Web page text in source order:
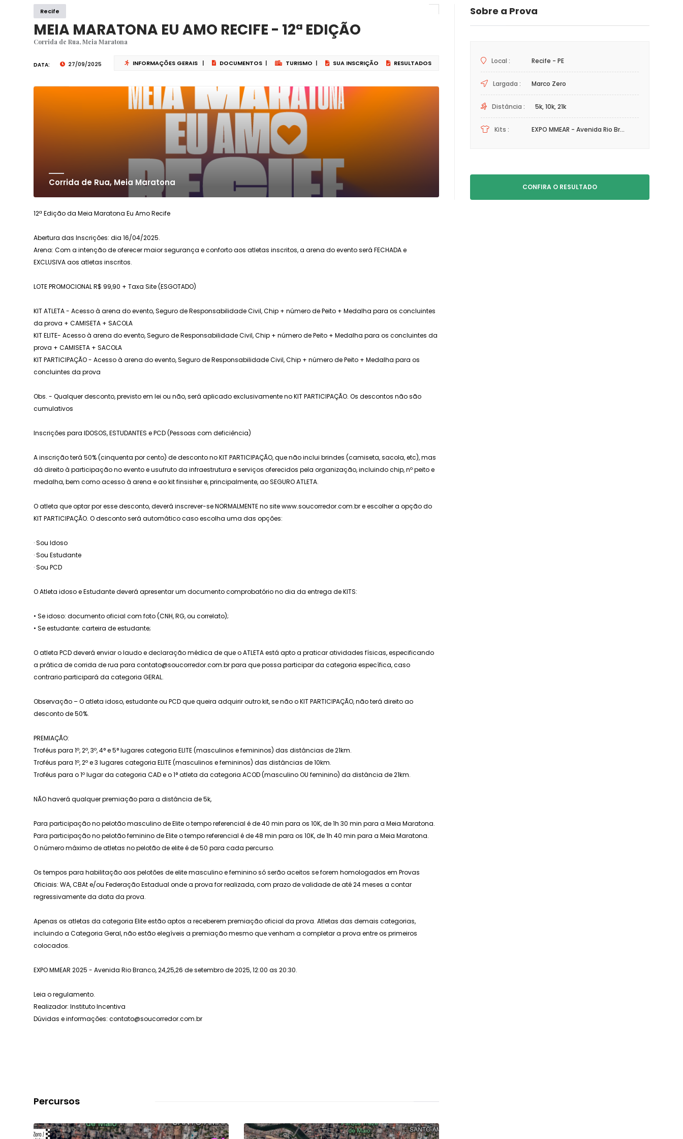
Recife
MEIA MARATONA EU AMO RECIFE - 12ª EDIÇÃO
Corrida de Rua, Meia Maratona
DATA: 27/09/2025 INFORMAÇÕES GERAIS | DOCUMENTOS | TURISMO | SUA INSCRIÇÃO RESULTADOS
Corrida de Rua, Meia Maratona
12ª Edição da Meia Maratona Eu Amo Recife
Abertura das Inscrições: dia 16/04/2025.
Arena: Com a intenção de oferecer maior segurança e conforto aos atletas inscritos, a arena do evento será FECHADA e
EXCLUSIVA aos atletas inscritos.
LOTE PROMOCIONAL R$ 99,90 + Taxa Site (ESGOTADO)
KIT ATLETA - Acesso à arena do evento, Seguro de Responsabilidade Civil, Chip + número de Peito + Medalha para os concluintes
da prova + CAMISETA + SACOLA
KIT ELITE- Acesso à arena do evento, Seguro de Responsabilidade Civil, Chip + número de Peito + Medalha para os concluintes da
prova + CAMISETA + SACOLA
KIT PARTICIPAÇÃO - Acesso à arena do evento, Seguro de Responsabilidade Civil, Chip + número de Peito + Medalha para os
concluintes da prova
Obs. - Qualquer desconto, previsto em lei ou não, será aplicado exclusivamente no KIT PARTICIPAÇÃO. Os descontos não são
cumulativos
Inscrições para IDOSOS, ESTUDANTES e PCD (Pessoas com deficiência)
A inscrição terá 50% (cinquenta por cento) de desconto no KIT PARTICIPAÇÃO, que não inclui brindes (camiseta, sacola, etc), mas
dá direito à participação no evento e usufruto da infraestrutura e serviços oferecidos pela organização, incluindo chip, nº peito e
medalha, bem como acesso à arena e ao kit finsisher e, principalmente, ao SEGURO ATLETA.
O atleta que optar por esse desconto, deverá inscrever-se NORMALMENTE no site www.soucorredor.com.br e escolher a opção do
KIT PARTICIPAÇÃO. O desconto será automático caso escolha uma das opções:
· Sou Idoso
· Sou Estudante
· Sou PCD
O Atleta idoso e Estudante deverá apresentar um documento comprobatório no dia da entrega de KITS:
• Se idoso: documento oficial com foto (CNH, RG, ou correlato);
• Se estudante: carteira de estudante;
O atleta PCD deverá enviar o laudo e declaração médica de que o ATLETA está apto a praticar atividades físicas, especificando
a prática de corrida de rua para contato@soucorredor.com.br para que possa participar da categoria específica, caso
contrario participará da categoria GERAL.
Observação – O atleta idoso, estudante ou PCD que queira adquirir outro kit, se não o KIT PARTICIPAÇÃO, não terá direito ao
desconto de 50%.
PREMIAÇÃO:
Troféus para 1º, 2º, 3º, 4° e 5° lugares categoria ELITE (masculinos e femininos) das distâncias de 21km.
Troféus para 1º, 2º e 3 lugares categoria ELITE (masculinos e femininos) das distâncias de 10km.
Troféus para o 1º lugar da categoria CAD e o 1° atleta da categoria ACOD (masculino OU feminino) da distância de 21km.
NÃO haverá qualquer premiação para a distância de 5k,
Para participação no pelotão masculino de Elite o tempo referencial é de 40 min para os 10K, de 1h 30 min para a Meia Maratona.
Para participação no pelotão feminino de Elite o tempo referencial é de 48 min para os 10K, de 1h 40 min para a Meia Maratona.
O número máximo de atletas no pelotão de elite é de 50 para cada percurso.
Os tempos para habilitação aos pelotões de elite masculino e feminino só serão aceitos se forem homologados em Provas
Oficiais: WA, CBAt e/ou Federação Estadual onde a prova for realizada, com prazo de validade de até 24 meses a contar
regressivamente da data da prova.
Apenas os atletas da categoria Elite estão aptos a receberem premiação oficial da prova. Atletas das demais categorias,
incluindo a Categoria Geral, não estão elegíveis a premiação mesmo que venham a completar a prova entre os primeiros
colocados.
EXPO MMEAR 2025 - Avenida Rio Branco, 24,25,26 de setembro de 2025, 12:00 as 20:30.
Leia o regulamento.
Realizador: Instituto Incentiva
Dúvidas e informações: contato@soucorredor.com.br
Percursos
Sobre a Prova
Local : Recife - PE
Largada : Marco Zero
Distância : 5k, 10k, 21k
Kits : EXPO MMEAR - Avenida Rio Br...
CONFIRA O RESULTADO